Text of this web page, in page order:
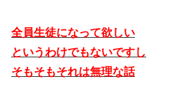
全員生徒になって欲しい
というわけでもないですし
そもそもそれは無理な話